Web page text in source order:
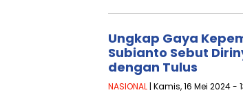
Ungkap Gaya
Subianto Sebut
dengan Tulus
NASIONAL | Kamis, 16 Mei 2024 -